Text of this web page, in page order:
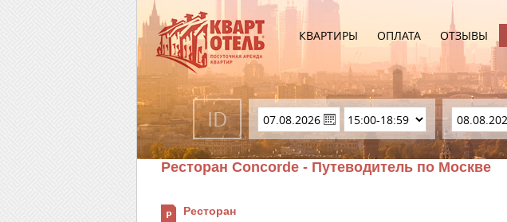
КВАРТИРЫ ОПЛАТА ОТЗЫВЫ
Ресторан Concorde - Путеводитель по Москве
Ресторан